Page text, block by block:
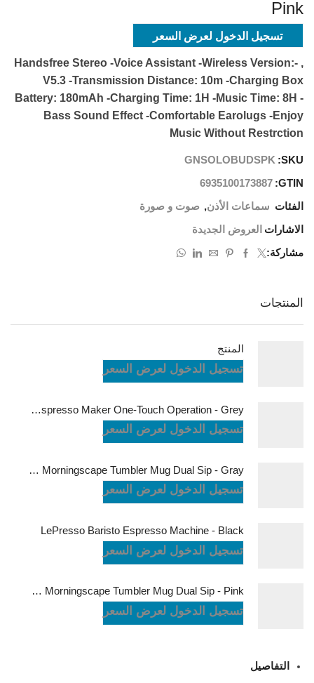
Pink
تسجيل الدخول لعرض السعر
, -Handsfree Stereo -Voice Assistant -Wireless Version:
V5.3 -Transmission Distance: 10m -Charging Box
Battery: 180mAh -Charging Time: 1H -Music Time: 8H -
Bass Sound Effect -Comfortable Earolugs -Enjoy
Music Without Restrction
SKU:
GNSOLOBUDSPK
GTIN:
6935100173887
الفئات سماعات الأذن, صوت و صورة
الاشارات العروض الجديدة
مشاركة:
المنتجات
المنتج
تسجيل الدخول لعرض السعر
LePresso Brewjet Portable Espresso Maker One-Touch Operation - Grey
تسجيل الدخول لعرض السعر
LePresso Morningscape Tumbler Mug Dual Sip - Gray
تسجيل الدخول لعرض السعر
LePresso Baristo Espresso Machine - Black
تسجيل الدخول لعرض السعر
LePresso Morningscape Tumbler Mug Dual Sip - Pink
تسجيل الدخول لعرض السعر
التفاصيل